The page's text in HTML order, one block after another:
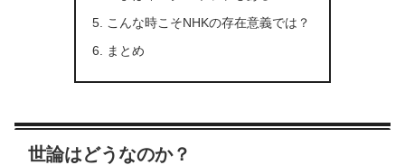
こんな時こそNHKの存在意義では？
まとめ
世論はどうなのか？